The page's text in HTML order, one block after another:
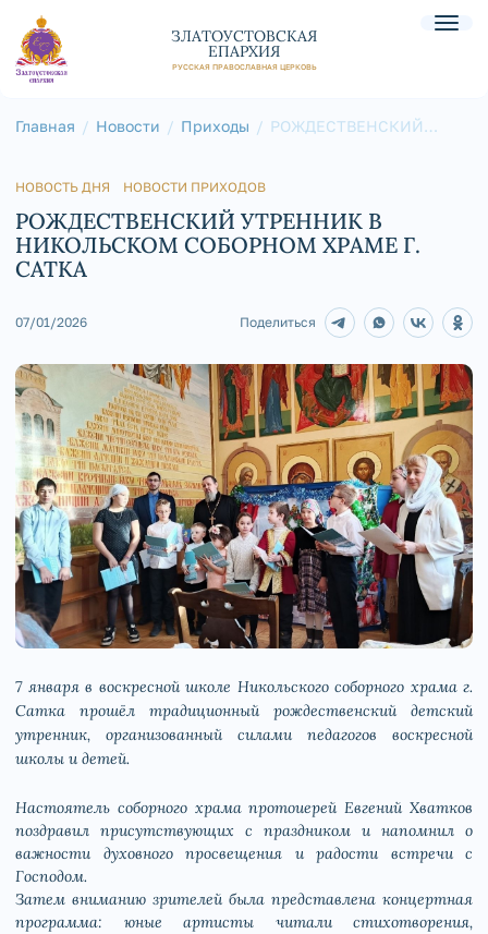
ЗЛАТОУСТОВСКАЯ
ЕПАРХИЯ
РУССКАЯ ПРАВОСЛАВНАЯ ЦЕРКОВЬ
Главная Новости Приходы
РОЖДЕСТВЕНСКИЙ
НОВОСТЬ ДНЯ НОВОСТИ ПРИХОДОВ
РОЖДЕСТВЕНСКИЙ УТРЕННИК В
НИКОЛЬСКОМ СОБОРНОМ ХРАМЕ Г.
САТКА
07/01/2026 Поделиться
7 января в воскресной школе Никольского соборного храма г.
Сатка прошёл традиционный рождественский детский
утренник, организованный силами педагогов воскресной
школы и детей.
Настоятель соборного храма протоиерей Евгений Хватков
поздравил присутствующих с праздником и напомнил о
важности духовного просвещения и радости встречи с
Господом.
Затем вниманию зрителей была представлена концертная
программа: юные артисты читали стихотворения,